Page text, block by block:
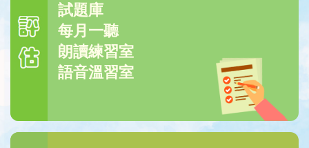
試題庫
每月一聽
朗讀練習室
語音溫習室